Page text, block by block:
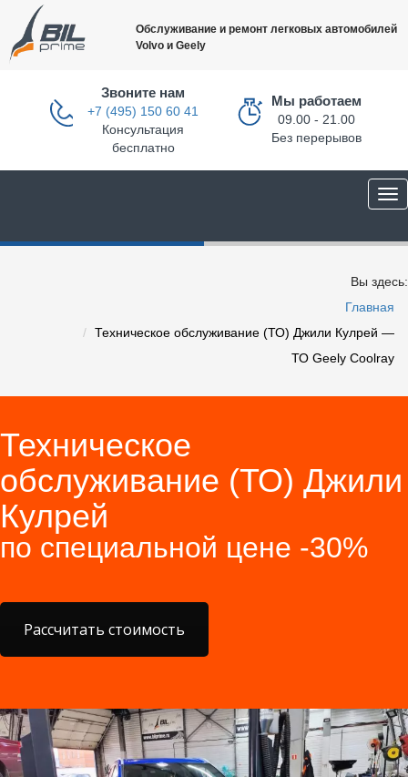
Обслуживание и ремонт легковых автомобилей
Volvo и Geely
Звоните нам
+7 (495) 150 60 41
Консультация
бесплатно
Мы работаем
09.00 - 21.00
Без перерывов
Вы здесь:
Главная
Техническое обслуживание (ТО) Джили Кулрей —
ТО Geely Coolray
Техническое
обслуживание (ТО) Джили
Кулрей
по специальной цене -30%
Рассчитать стоимость